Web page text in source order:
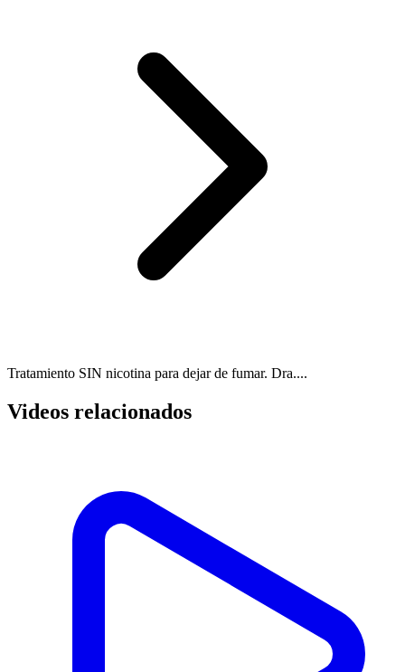
Tratamiento SIN nicotina para dejar de fumar. Dra....
Videos relacionados